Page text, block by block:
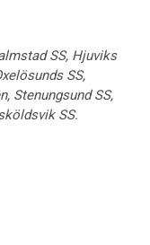
SS, Hjuviks
SS,
Stenungsund SS,
SS.